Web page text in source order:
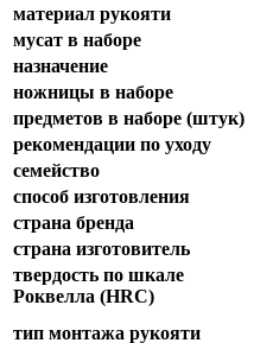
материал рукояти
мусат в наборе
назначение
ножницы в наборе
предметов в наборе (штук)
рекомендации по уходу
семейство
способ изготовления
страна бренда
страна изготовитель
твердость по шкале
Роквелла (HRC)
тип монтажа рукояти